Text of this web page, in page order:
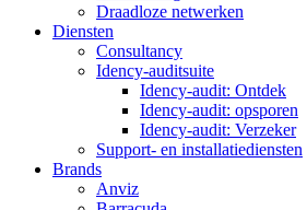
Draadloze netwerken
Diensten
Consultancy
Idency-auditsuite
Idency-audit: Ontdek
Idency-audit: opsporen
Idency-audit: Verzeker
Support- en installatiediensten
Brands
Anviz